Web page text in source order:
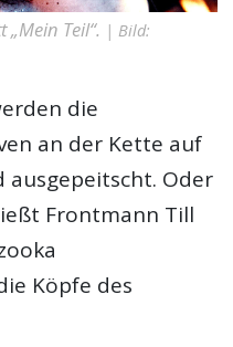
Teil“. | Bild:
die
an der Kette auf
Oder
Frontmann Till
Köpfe des